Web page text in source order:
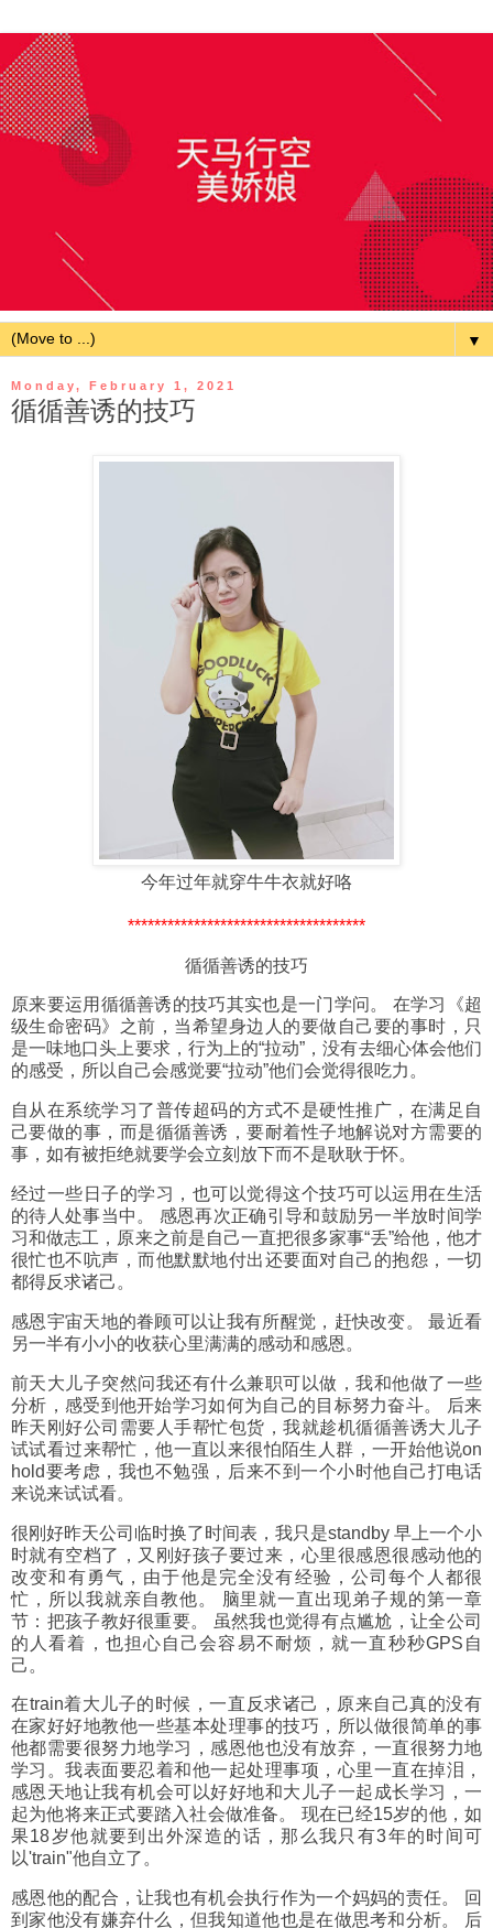
▼
Monday, February 1, 2021
循循善诱的技巧
今年过年就穿牛牛衣就好咯
************************************
循循善诱的技巧
原来要运用循循善诱的技巧其实也是一门学问。 在学习《超
级生命密码》之前，当希望身边人的要做自己要的事时，只
是一味地口头上要求，行为上的“拉动”，没有去细心体会他们
的感受，所以自己会感觉要“拉动”他们会觉得很吃力。
自从在系统学习了普传超码的方式不是硬性推广，在满足自
己要做的事，而是循循善诱，要耐着性子地解说对方需要的
事，如有被拒绝就要学会立刻放下而不是耿耿于怀。
经过一些日子的学习，也可以觉得这个技巧可以运用在生活
的待人处事当中。 感恩再次正确引导和鼓励另一半放时间学
习和做志工，原来之前是自己一直把很多家事“丢”给他，他才
很忙也不吭声，而他默默地付出还要面对自己的抱怨，一切
都得反求诸己。
感恩宇宙天地的眷顾可以让我有所醒觉，赶快改变。 最近看
另一半有小小的收获心里满满的感动和感恩。
前天大儿子突然问我还有什么兼职可以做，我和他做了一些
分析，感受到他开始学习如何为自己的目标努力奋斗。 后来
昨天刚好公司需要人手帮忙包货，我就趁机循循善诱大儿子
试试看过来帮忙，他一直以来很怕陌生人群，一开始他说on
hold要考虑，我也不勉强，后来不到一个小时他自己打电话
来说来试试看。
很刚好昨天公司临时换了时间表，我只是standby 早上一个小
时就有空档了，又刚好孩子要过来，心里很感恩很感动他的
改变和有勇气，由于他是完全没有经验，公司每个人都很
忙，所以我就亲自教他。 脑里就一直出现弟子规的第一章
节：把孩子教好很重要。 虽然我也觉得有点尴尬，让全公司
的人看着，也担心自己会容易不耐烦，就一直秒秒GPS自
己。
在train着大儿子的时候，一直反求诸己，原来自己真的没有
在家好好地教他一些基本处理事的技巧，所以做很简单的事
他都需要很努力地学习，感恩他也没有放弃，一直很努力地
学习。我表面要忍着和他一起处理事项，心里一直在掉泪，
感恩天地让我有机会可以好好地和大儿子一起成长学习，一
起为他将来正式要踏入社会做准备。 现在已经15岁的他，如
果18岁他就要到出外深造的话，那么我只有3年的时间可
以'train"他自立了。
感恩他的配合，让我也有机会执行作为一个妈妈的责任。 回
到家他没有嫌弃什么，但我知道他也是在做思考和分析。 后